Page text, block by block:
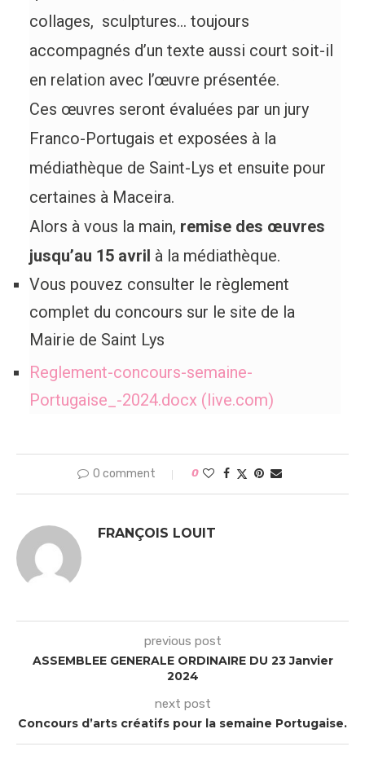
collages, sculptures… toujours
accompagnés d’un texte aussi court soit-il
en relation avec l’œuvre présentée.
Ces œuvres seront évaluées par un jury
Franco-Portugais et exposées à la
médiathèque de Saint-Lys et ensuite pour
certaines à Maceira.
Alors à vous la main, remise des œuvres
jusqu’au 15 avril à la médiathèque.
Vous pouvez consulter le règlement
complet du concours sur le site de la
Mairie de Saint Lys
Reglement-concours-semaine-
Portugaise_-2024.docx (live.com)
0 comment 0
FRANÇOIS LOUIT
previous post
ASSEMBLEE GENERALE ORDINAIRE DU 23 Janvier
2024
next post
Concours d’arts créatifs pour la semaine Portugaise.